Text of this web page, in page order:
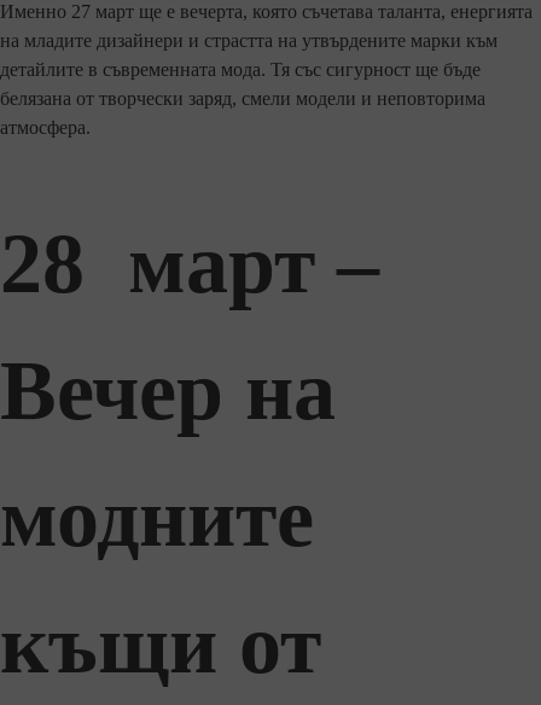
Именно 27 март ще е вечерта, която съчетава таланта, енергията
на младите дизайнери и страстта на утвърдените марки към
детайлите в съвременната мода. Тя със сигурност ще бъде
белязана от творчески заряд, смели модели и неповторима
атмосфера.
28 март –
Вечер на
модните
къщи от